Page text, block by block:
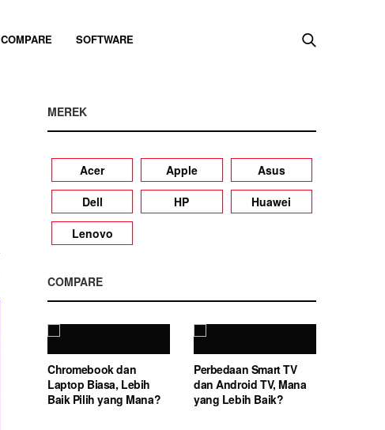
COMPARE SOFTWARE
MEREK
Acer Apple
Asus
Dell
HP
Huawei
Lenovo
COMPARE
Chromebook dan
Laptop Biasa, Lebih
Baik Pilih yang Mana?
Perbedaan Smart TV
dan Android TV, Mana
yang Lebih Baik?